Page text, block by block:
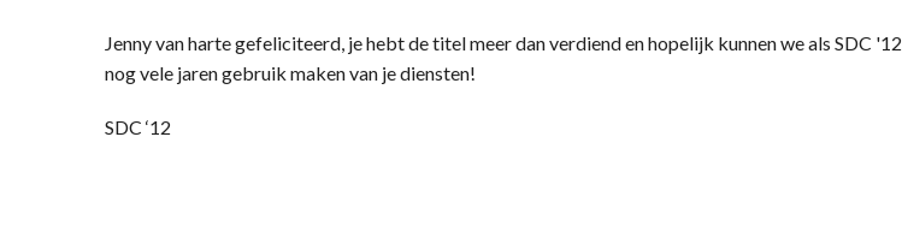
Jenny van harte gefeliciteerd, je hebt de titel meer dan verdiend en hopelijk kunnen we als SDC '12
nog vele jaren gebruik maken van je diensten!
SDC ‘12